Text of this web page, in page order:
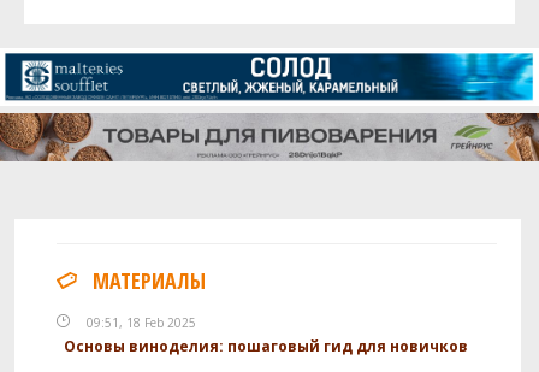
МАТЕРИАЛЫ
09:51, 18 Feb 2025
Основы виноделия: пошаговый гид для новичков